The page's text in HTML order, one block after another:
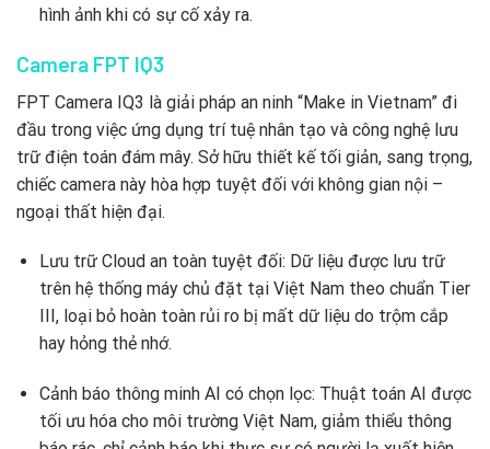
hình ảnh khi có sự cố xảy ra.
Camera FPT IQ3
FPT Camera IQ3 là giải pháp an ninh “Make in Vietnam” đi
đầu trong việc ứng dụng trí tuệ nhân tạo và công nghệ lưu
trữ điện toán đám mây. Sở hữu thiết kế tối giản, sang trọng,
chiếc camera này hòa hợp tuyệt đối với không gian nội –
ngoại thất hiện đại.
Lưu trữ Cloud an toàn tuyệt đối: Dữ liệu được lưu trữ
trên hệ thống máy chủ đặt tại Việt Nam theo chuẩn Tier
III, loại bỏ hoàn toàn rủi ro bị mất dữ liệu do trộm cắp
hay hỏng thẻ nhớ.
Cảnh báo thông minh AI có chọn lọc: Thuật toán AI được
tối ưu hóa cho môi trường Việt Nam, giảm thiểu thông